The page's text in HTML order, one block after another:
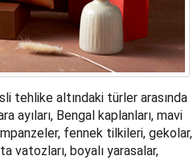
tehlike altındaki türler arasında
ayıları, Bengal kaplanları, mavi
fennek tilkileri, gekolar,
vatozları, boyalı yarasalar,